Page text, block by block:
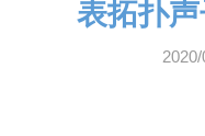
表拓扑